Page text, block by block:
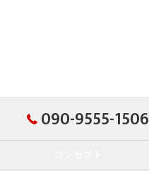
090-9555-1506